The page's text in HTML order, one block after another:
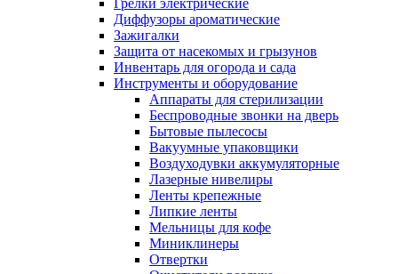
Грелки электрические
Диффузоры ароматические
Зажигалки
Защита от насекомых и грызунов
Инвентарь для огорода и сада
Инструменты и оборудование
Аппараты для стерилизации
Беспроводные звонки на дверь
Бытовые пылесосы
Вакуумные упаковщики
Воздуходувки аккумуляторные
Лазерные нивелиры
Ленты крепежные
Липкие ленты
Мельницы для кофе
Миниклинеры
Отвертки